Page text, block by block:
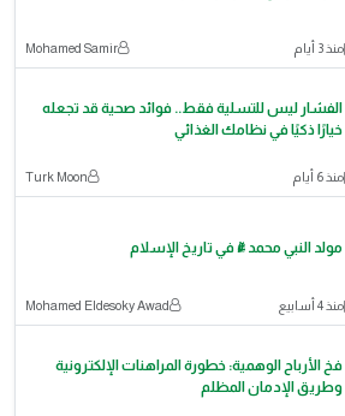
منذ 3 أيام Mohamed Samir
الفشار ليس للتسلية فقط.. فوائد صحية قد تجعله
خيارًا ذكيًا في نظامك الغذائي
منذ 6 أيام Turk Moon
مولد النبي محمد ﷺ في تاريخ الإسلام
منذ 4 أسابيع Mohamed Eldesoky Awad
​فخ الأرباح الوهمية: خطورة المراهنات الإلكترونية
وطريق الإدمان المظلم